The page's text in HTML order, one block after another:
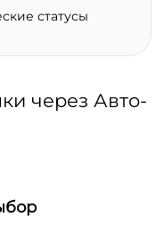
статусы
через Авто-